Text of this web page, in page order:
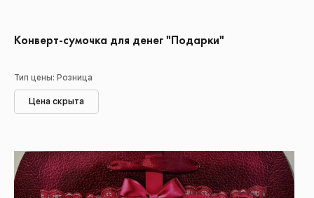
Конверт-сумочка для денег "Подарки"
Тип цены: Розница
Цена скрыта